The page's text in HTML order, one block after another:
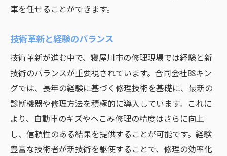
車を任せることができます。
技術革新と経験のバランス
技術革新が進む中で、寝屋川市の修理現場では経験と新
技術のバランスが重要視されています。合同会社BSキン
グでは、長年の経験に基づく修理技術を基礎に、最新の
診断機器や修理方法を積極的に導入しています。これに
より、自動車のキズやへこみ修理の精度はさらに向上
し、信頼性のある結果を提供することが可能です。経験
豊富な技術者が新技術を駆使することで、修理の効率化